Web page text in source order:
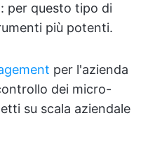
per questo tipo di
più potenti.
per l'azienda
dei micro-
su scala aziendale